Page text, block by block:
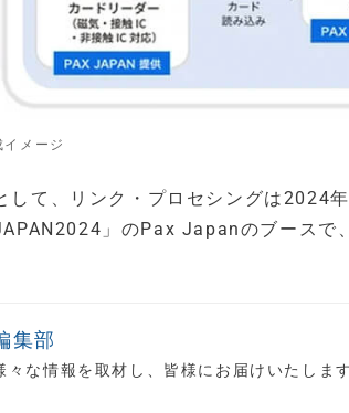
メージ
して、リンク・プロセシングは2024
」のPax Japanのブースで
集部
々な情報を取材し、皆様にお届けいたします